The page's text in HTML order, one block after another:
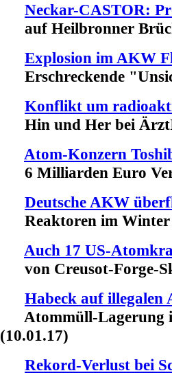
Neckar-CASTOR:
auf Heilbronner
Explosion im AKW
Erschreckende
Konflikt um
Hin und Her bei
Atom-Konzern
6 Milliarden Euro
Deutsche AKW
Reaktoren im Winter
Auch 17 US-
von Creusot-Forge-
Habeck auf illegalen
Atommüll-Lagerung
(10.01.17)
Rekord-Verlust bei